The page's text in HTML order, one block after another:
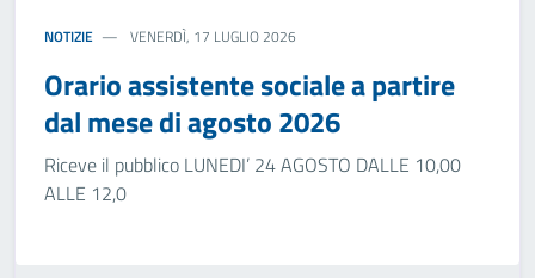
NOTIZIE VENERDÌ, 17 LUGLIO 2026
Orario assistente sociale a partire
dal mese di agosto 2026
Riceve il pubblico LUNEDI’ 24 AGOSTO DALLE 10,00
ALLE 12,0